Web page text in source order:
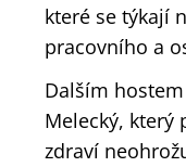
které se týkají
pracovního a
Dalším
Melecký, který
zdraví